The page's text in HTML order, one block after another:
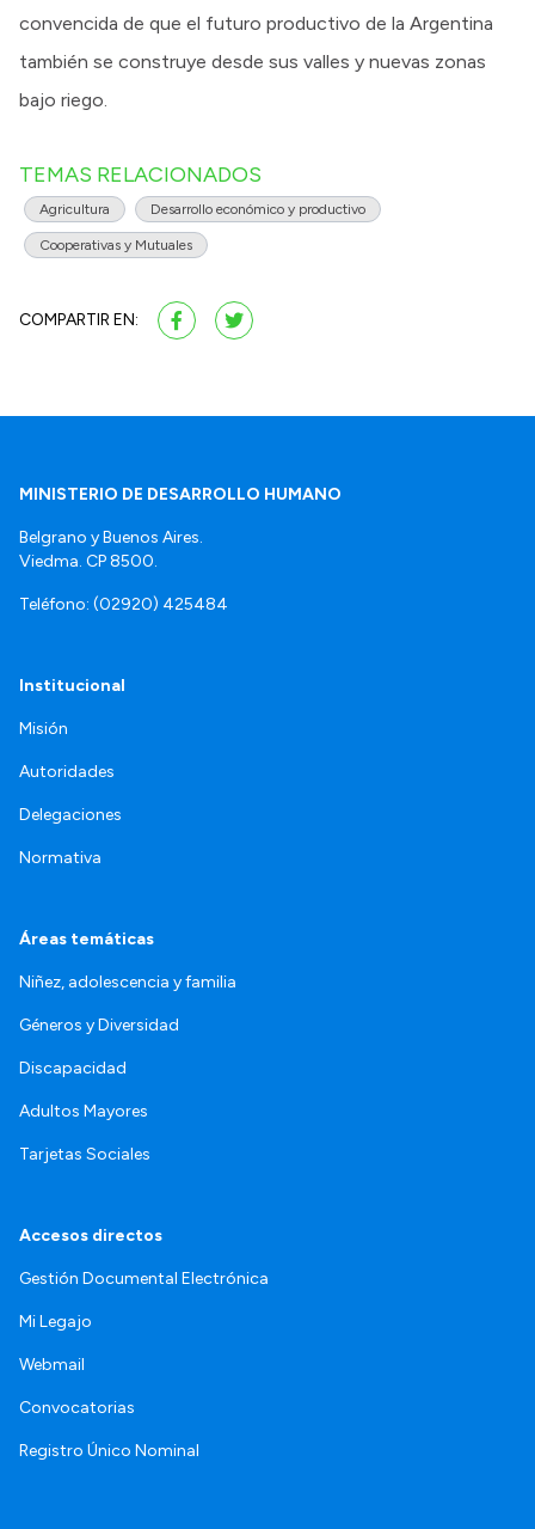
convencida de que el futuro productivo de la Argentina
también se construye desde sus valles y nuevas zonas
bajo riego.
TEMAS RELACIONADOS
Agricultura Desarrollo económico y productivo
Cooperativas y Mutuales
COMPARTIR EN:
MINISTERIO DE DESARROLLO HUMANO
Belgrano y Buenos Aires.
Viedma. CP 8500.
Teléfono: (02920) 425484
Institucional
Misión
Autoridades
Delegaciones
Normativa
Áreas temáticas
Niñez, adolescencia y familia
Géneros y Diversidad
Discapacidad
Adultos Mayores
Tarjetas Sociales
Accesos directos
Gestión Documental Electrónica
Mi Legajo
Webmail
Convocatorias
Registro Único Nominal